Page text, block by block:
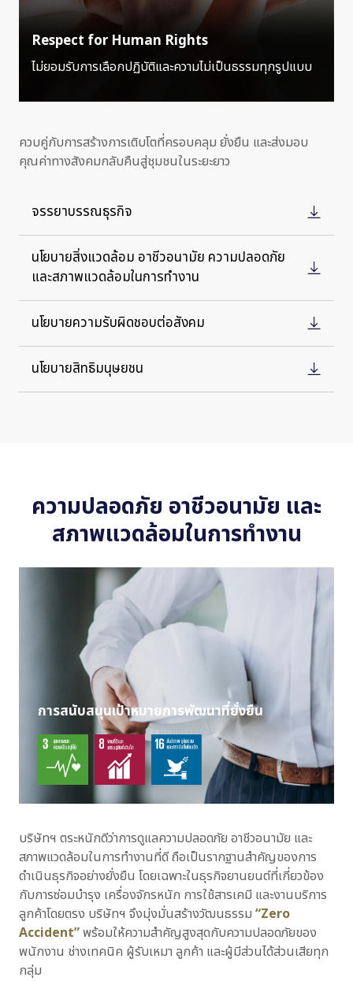
Respect for Human Rights
ไม่ยอมรับการเลือกปฏิบัติและความไม่เป็นธรรมทุกรูปแบบ
ควบคู่กับการสร้างการเติบโตที่ครอบคลุม ยั่งยืน และส่งมอบ
คุณค่าทางสังคมกลับคืนสู่ชุมชนในระยะยาว
จรรยาบรรณธุรกิจ
นโยบายสิ่งแวดล้อม อาชีวอนามัย ความปลอดภัย
และสภาพแวดล้อมในการทำงาน
นโยบายความรับผิดชอบต่อสังคม
นโยบายสิทธิมนุษยชน
ความปลอดภัย อาชีวอนามัย และ
สภาพแวดล้อมในการทำงาน
การสนับสนุนเป้าหมายการพัฒนาที่ยั่งยืน
บริษัทฯ ตระหนักดีว่าการดูแลความปลอดภัย อาชีวอนามัย และ
สภาพแวดล้อมในการทำงานที่ดี ถือเป็นรากฐานสำคัญของการ
ดำเนินธุรกิจอย่างยั่งยืน โดยเฉพาะในธุรกิจยานยนต์ที่เกี่ยวข้อง
กับการซ่อมบำรุง เครื่องจักรหนัก การใช้สารเคมี และงานบริการ
ลูกค้าโดยตรง บริษัทฯ จึงมุ่งมั่นสร้างวัฒนธรรม “Zero
Accident”พร้อมให้ความสำคัญสูงสุดกับความปลอดภัยของ
พนักงาน ช่างเทคนิค ผู้รับเหมา ลูกค้า และผู้มีส่วนได้ส่วนเสียทุก
กลุ่ม